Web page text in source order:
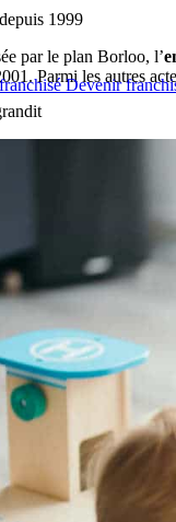
Devenir
1999
par le plan Borloo, l’
Parmi les autres